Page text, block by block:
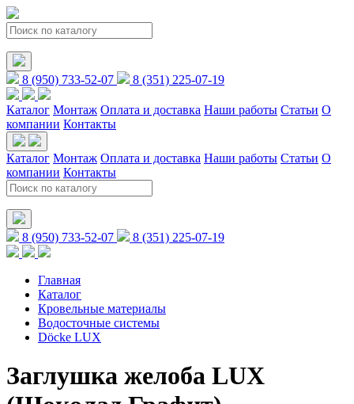
8 (950) 733-52-07 8 (351) 225-07-19
Каталог Монтаж Оплата и доставка Наши работы Статьи О
компании Контакты
Каталог Монтаж Оплата и доставка Наши работы Статьи О
компании Контакты
8 (950) 733-52-07 8 (351) 225-07-19
Главная
Каталог
Кровельные материалы
Водосточные системы
Döcke LUX
Заглушка желоба LUX